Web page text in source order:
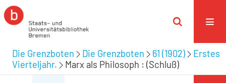
Die Grenzboten Die Grenzboten 61 (1902)
Erstes
Vierteljahr.
Marx als Philosoph : (Schluß)